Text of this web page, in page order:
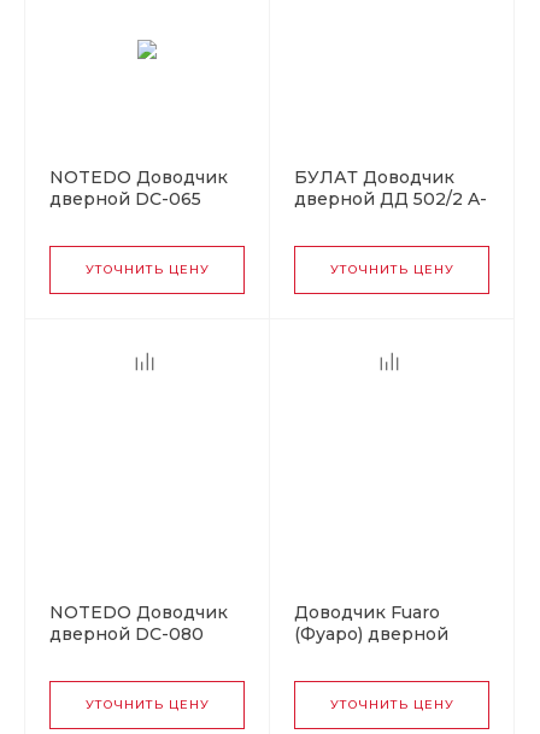
NOTEDO Доводчик
дверной DC-065
WHITE до 100кг
белый. (10)
УТОЧНИТЬ ЦЕНУ
БУЛАТ Доводчик
дверной ДД 502/2 A-
(10)
УТОЧНИТЬ ЦЕНУ
NOTEDO Доводчик
дверной DC-080
белый (10)
УТОЧНИТЬ ЦЕНУ
Доводчик Fuaro
(Фуаро) дверной
BR до 160 кг
(коричневый)
УТОЧНИТЬ ЦЕНУ